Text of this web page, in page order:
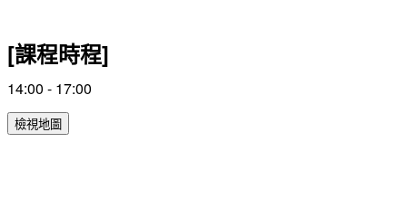
[課程時程]
14:00 - 17:00
檢視地圖